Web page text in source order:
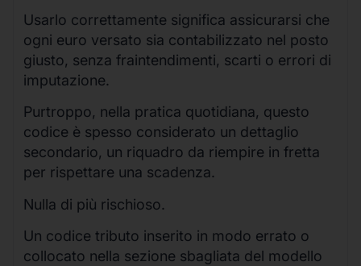
Usarlo correttamente significa assicurarsi che
ogni euro versato sia contabilizzato nel posto
giusto, senza fraintendimenti, scarti o errori di
imputazione.
Purtroppo, nella pratica quotidiana, questo
codice è spesso considerato un dettaglio
secondario, un riquadro da riempire in fretta
per rispettare una scadenza.
Nulla di più rischioso.
Un codice tributo inserito in modo errato o
collocato nella sezione sbagliata del modello